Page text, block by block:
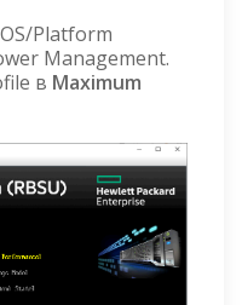
Platform
Management.
в Maximum